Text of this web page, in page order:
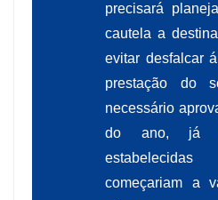
precisará
cautela a
evitar desfalcar
prestação do
necessário
do ano, já
começariam a